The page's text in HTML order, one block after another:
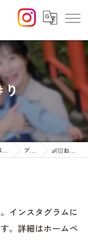
り
ウェディングフォト・お宮参りや七五三等のファミリーフォト ブログ 👶🏻お宮参り
インスタグラムに
。詳細はホームペ